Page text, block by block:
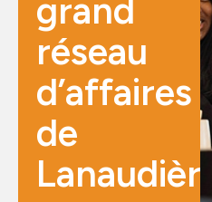
grand
réseau
d’affaires
de
Lanaudière